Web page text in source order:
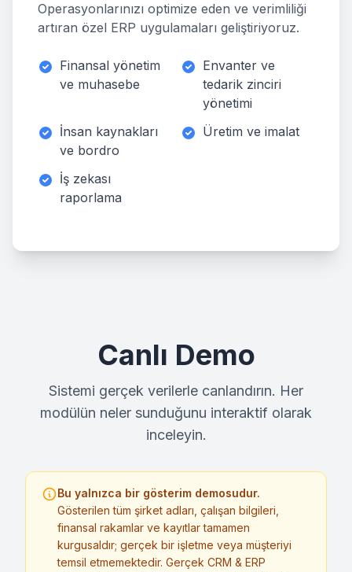
Operasyonlarınızı optimize eden ve verimliliği
artıran özel ERP uygulamaları geliştiriyoruz.
Finansal yönetim
ve muhasebe
Envanter ve
tedarik zinciri
yönetimi
İnsan kaynakları
ve bordro
Üretim ve imalat
İş zekası
raporlama
Canlı Demo
Sistemi gerçek verilerle canlandırın. Her
modülün neler sunduğunu interaktif olarak
inceleyin.
Bu yalnızca bir gösterim demosudur.
Gösterilen tüm şirket adları, çalışan bilgileri,
finansal rakamlar ve kayıtlar tamamen
kurgusaldır; gerçek bir işletme veya müşteriyi
temsil etmemektedir. Gerçek CRM & ERP